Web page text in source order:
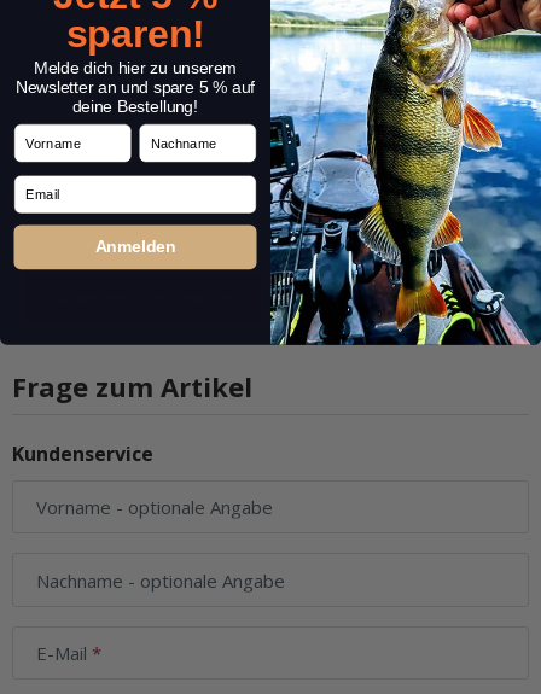
Frage zum Artikel
Kundenservice
Vorname - optionale Angabe
Nachname - optionale Angabe
E-Mail
sparen!
Melde dich hier zu unserem
Newsletter an und spare 5 % auf
deine Bestellung!
Vorname Nachname
Email
Anmelden